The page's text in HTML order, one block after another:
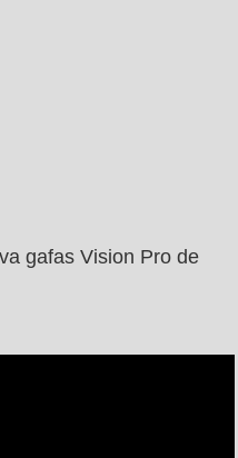
gafas Vision Pro de